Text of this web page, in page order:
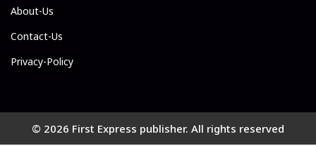
About-Us
Contact-Us
Privacy-Policy
© 2026 First Express publisher. All rights reserved